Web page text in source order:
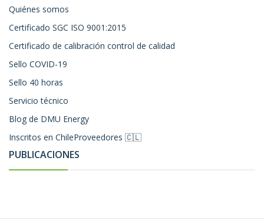
Quiénes somos
Certificado SGC ISO 9001:2015
Certificado de calibración control de calidad
Sello COVID-19
Sello 40 horas
Servicio técnico
Blog de DMU Energy
Inscritos en ChileProveedores 🇨🇱
PUBLICACIONES